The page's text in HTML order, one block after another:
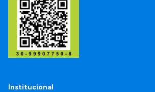
Institucional